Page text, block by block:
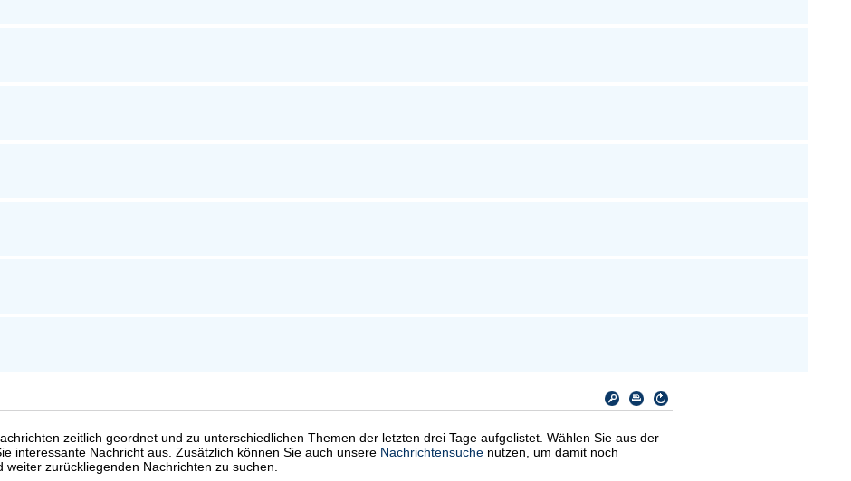
zeitlich geordnet und zu unterschiedlichen Themen der letzten drei Tage aufgelistet. Wählen Sie aus der
interessante Nachricht aus. Zusätzlich können Sie auch unsere Nachrichtensuche nutzen, um damit noch
zurückliegenden Nachrichten zu suchen.